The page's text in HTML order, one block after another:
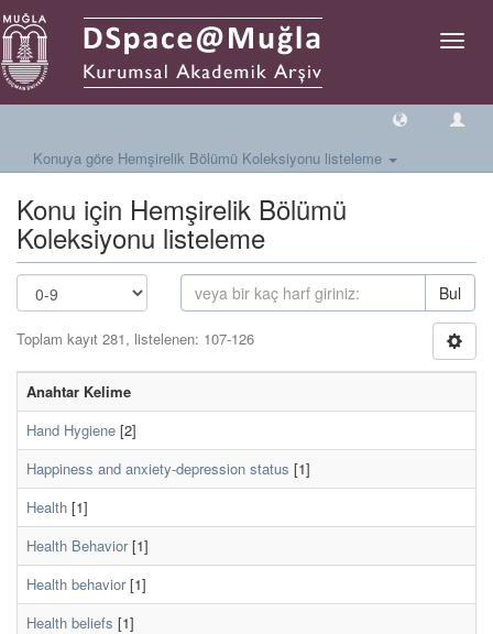
Geçiş
Konuya göre Hemşirelik Bölümü Koleksiyonu listeleme
Konu için Hemşirelik Bölümü
Koleksiyonu listeleme
Bul
Toplam kayıt 281, listelenen: 107-126
Anahtar Kelime
Hand Hygiene [2]
Happiness and anxiety-depression status [1]
Health [1]
Health Behavior[1]
Health behavior[1]
Health beliefs [1]